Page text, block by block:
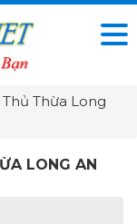
Thừa Long
LONG AN